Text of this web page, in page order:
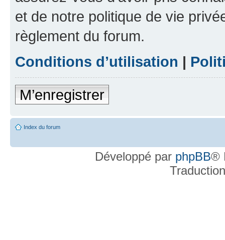
et de notre politique de vie
règlement du forum.
Conditions d’utilisation |
M’enregistrer
Index du forum
Développé par phpBB®